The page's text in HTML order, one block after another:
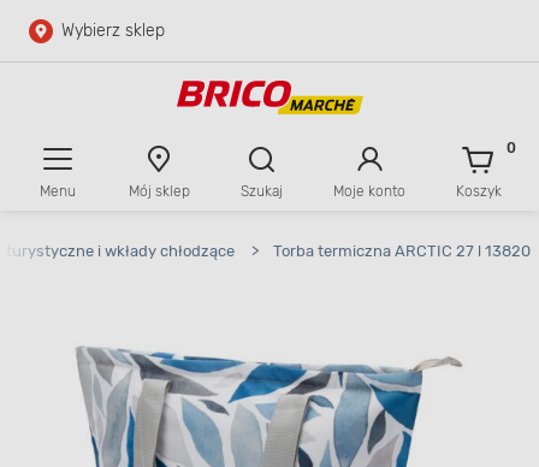
Przejdź do głównej zawartości
Wybierz sklep
Menu Mój sklep Szukaj Moje konto Koszyk
0
turystyczne i wkłady chłodzące > Torba termiczna ARCTIC 27 l 13820